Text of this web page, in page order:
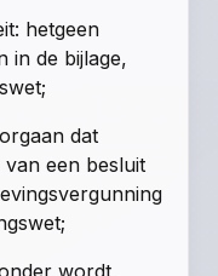
: hetgeen
in de bijlage,
dat
een besluit